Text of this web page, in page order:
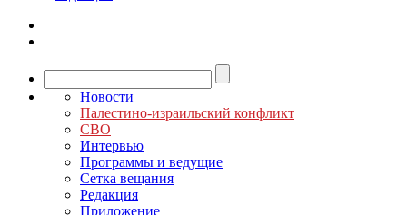
Новости
Палестино-израильский конфликт
СВО
Интервью
Программы и ведущие
Сетка вещания
Редакция
Приложение